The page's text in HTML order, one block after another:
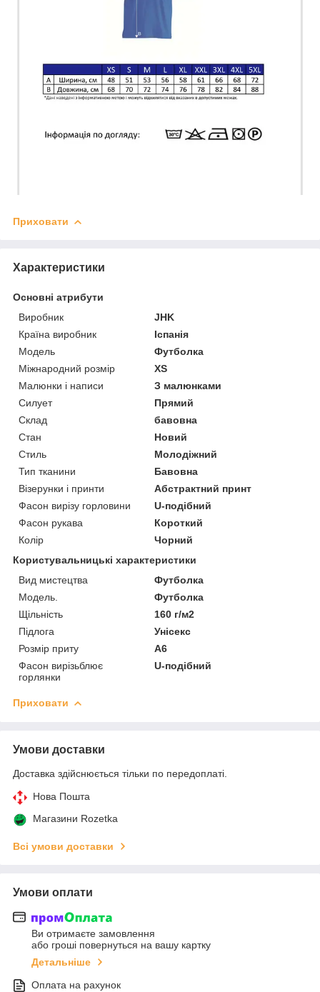
Приховати
Характеристики
Основні атрибути
Виробник
JHK
Країна виробник
Іспанія
Модель
Футболка
Міжнародний розмір
XS
Малюнки і написи
З малюнками
Силует
Прямий
Склад
бавовна
Стан
Новий
Стиль
Молодіжний
Тип тканини
Бавовна
Візерунки і принти
Абстрактний принт
Фасон вирізу горловини
U-подібний
Фасон рукава
Короткий
Колір
Чорний
Користувальницькі характеристики
Вид мистецтва
Футболка
Мoдель.
Футболка
Щільність
160 г/м2
Підлога
Унісекс
Розмір приту
А6
Фасон вирізьблює
горлянки
U-подібний
Приховати
Умови доставки
Доставка здійснюється тільки по передоплаті.
Нова Пошта
Магазини Rozetka
Всі умови доставки
Умови оплати
Ви отримаєте замовлення
або гроші повернуться на вашу картку
Детальніше
Оплата на рахунок